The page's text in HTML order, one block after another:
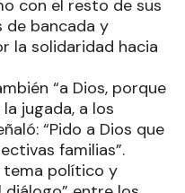
con el resto de sus
de bancada y
la solidaridad hacia
“a Dios, porque
jugada, a los
“Pido a Dios que
familias”.
tema político y